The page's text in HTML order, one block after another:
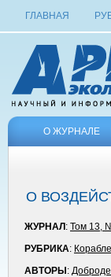
ГЛАВНАЯ
О ЖУРНАЛЕ
О
ЖУРНАЛ : Том 13,
РУБРИКА:
АВТОРЫ :